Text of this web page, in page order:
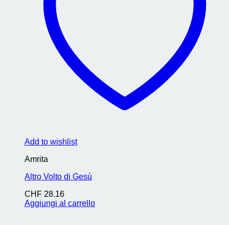
Add to wishlist
Amrita
Altro Volto di Gesù
CHF 28.16
Aggiungi al carrello